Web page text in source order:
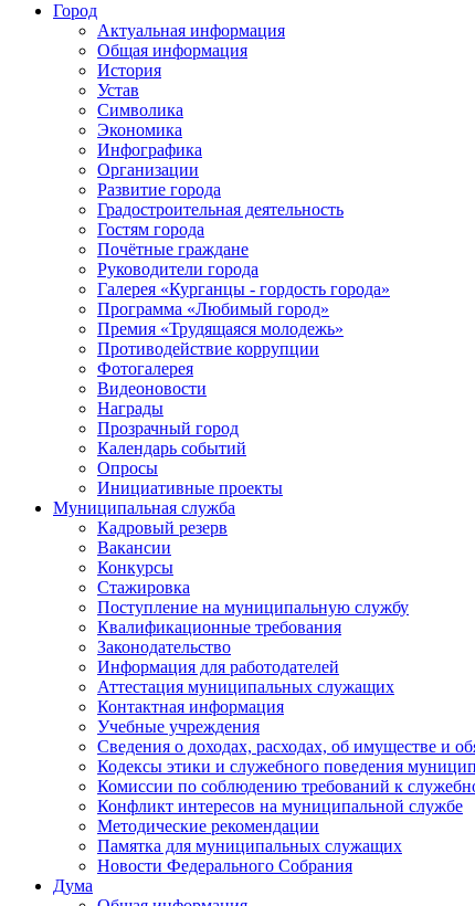
Город
Актуальная информация
Общая информация
История
Устав
Символика
Экономика
Инфографика
Организации
Развитие города
Градостроительная деятельность
Гостям города
Почётные граждане
Руководители города
Галерея «Курганцы - гордость города»
Программа «Любимый город»
Премия «Трудящаяся молодежь»
Противодействие коррупции
Фотогалерея
Видеоновости
Награды
Прозрачный город
Календарь событий
Опросы
Инициативные проекты
Муниципальная служба
Кадровый резерв
Вакансии
Конкурсы
Стажировка
Поступление на муниципальную службу
Квалификационные требования
Законодательство
Информация для работодателей
Аттестация муниципальных служащих
Контактная информация
Учебные учреждения
Сведения о доходах, расходах, об имуществе и
Кодексы этики и служебного поведения
Комиссии по соблюдению требований к
Конфликт интересов на муниципальной службе
Методические рекомендации
Памятка для муниципальных служащих
Новости Федерального Cобрания
Дума